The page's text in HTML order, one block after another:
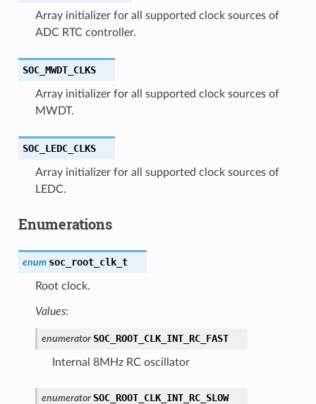
Array initializer for all supported clock sources of
ADC RTC controller.
SOC_MWDT_CLKS
Array initializer for all supported clock sources of
MWDT.
SOC_LEDC_CLKS
Array initializer for all supported clock sources of
LEDC.
Enumerations
enum soc_root_clk_t
Root clock.
Values:
enumerator SOC_ROOT_CLK_INT_RC_FAST
Internal 8MHz RC oscillator
enumerator SOC_ROOT_CLK_INT_RC_SLOW